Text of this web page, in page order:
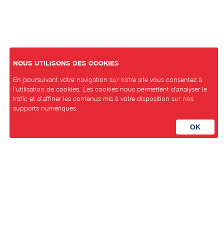
NOUS UTILISONS DES COOKIES
En poursuivant votre navigation sur notre site vous consentez à
l’utilisation de cookies. Les cookies nous permettent d'analyser le
trafic et d’affiner les contenus mis à votre disposition sur nos
supports numériques.